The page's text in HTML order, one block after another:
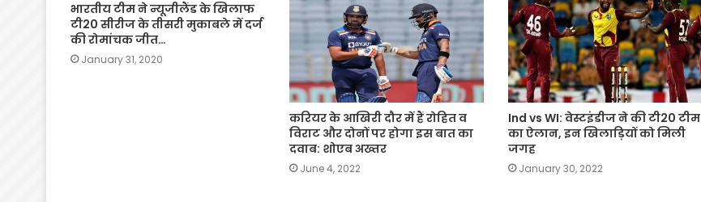
भारतीय टीम ने न्यूजीलैंड के खिलाफ
टी20 सीरीज के तीसरी मुकाबले में दर्ज
की रोमांचक जीत…
January 31, 2020
करियर के आखिरी दौर में हैं रोहित व
विराट और दोनों पर होगा इस बात का
दवाब: शोएब अख्तर
June 4, 2022
Ind vs WI: वेस्टइंडीज ने की टी20 टीम
का ऐलान, इन खिलाड़ियों को मिली
जगह
January 30, 2022